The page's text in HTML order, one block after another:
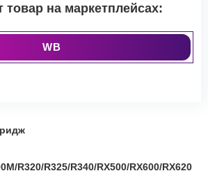
товар на маркетплейсах:
WB
R320/R325/R340/RX500/RX600/RX620